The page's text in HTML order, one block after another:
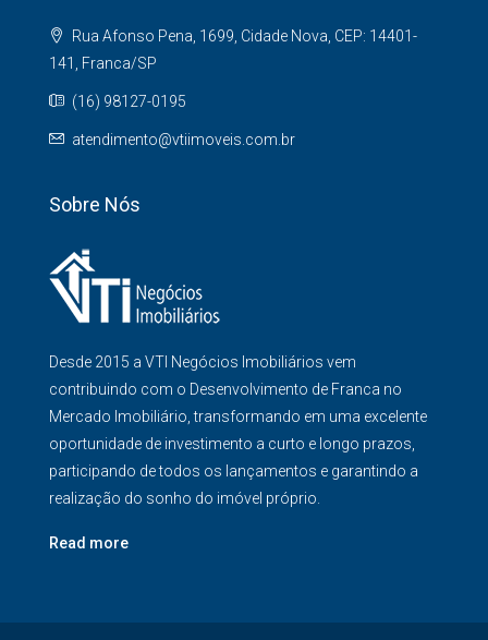
Rua Afonso Pena, 1699, Cidade Nova, CEP: 14401-
141, Franca/SP
(16) 98127-0195
atendimento@vtiimoveis.com.br
Sobre Nós
Desde 2015 a VTI Negócios Imobiliários vem
contribuindo com o Desenvolvimento de Franca no
Mercado Imobiliário, transformando em uma excelente
oportunidade de investimento a curto e longo prazos,
participando de todos os lançamentos e garantindo a
realização do sonho do imóvel próprio.
Read more